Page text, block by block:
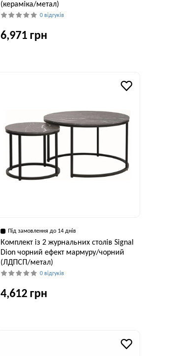
(кераміка/метал)
0 відгуків
6,971 грн
42 см
Під замовлення до 14 днів
Комплект із 2 журнальних столів Signal
Dion чорний ефект мармуру/чорний
(ЛДПСП/метал)
0 відгуків
4,612 грн
48 см